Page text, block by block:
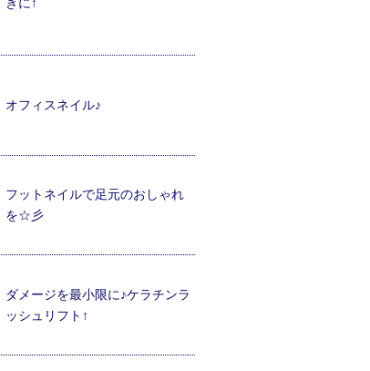
オフィスネイル♪
フットネイルで足元のおしゃれ
を☆彡
ダメージを最小限に♪ケラチンラ
ッシュリフト↑